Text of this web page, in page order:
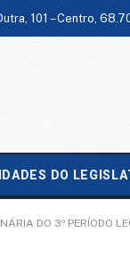
101 – Centro,
DO
DO 3º PERÍODO
06-